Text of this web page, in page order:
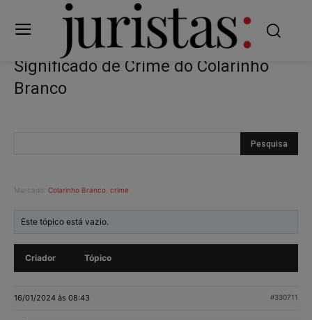
Significado de Crime do Colarinho
Branco
Marcado: Colarinho Branco crime
Este tópico está vazio.
Criador Tópico
16/01/2024 às 08:43 #330711